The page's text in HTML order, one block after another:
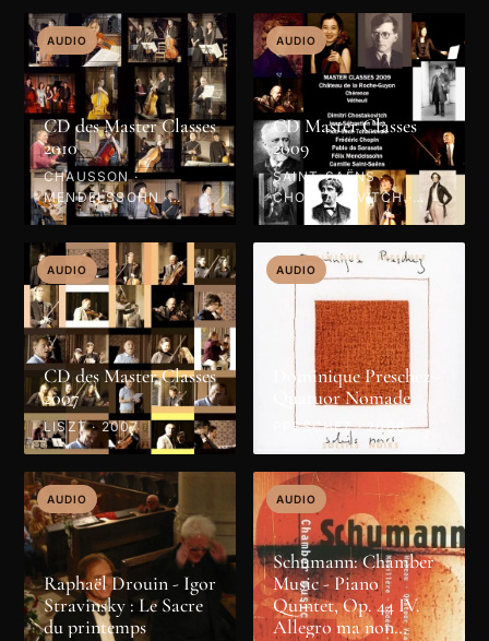
BRAHMS · BEETHOVEN
· RAVEL · SARASATE ·
KODÁLY · 2012
AUDIO
CD des Master Classes
2010
CHAUSSON ·
MENDELSSOHN ·
SCHUBERT · HAENDEL
· PAGANINI · GLIÈRE ·
SCHUMANN · 2010
AUDIO
CD Master Classes
2009
SAINT-SAËNS ·
CHOSTAKOVITCH ·
MENDELSSOHN ·
CHOPIN · BACH ·
SARASATE ·
TCHAÏKOVSKI · 2009
AUDIO
CD des Master Classes
2007
LISZT · 2007
AUDIO
Dominique Preschez -
Quatuor Nomade
PRESCHEZ · 2006
AUDIO
Raphaël Drouin - Igor
Stravinsky : Le Sacre
du printemps
AUDIO
Schumann: Chamber
Music - Piano
Quintet, Op. 44 IV.
Allegro ma non